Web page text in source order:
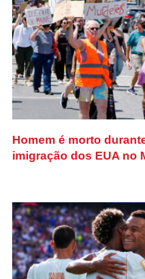
Homem é morto
imigração dos EUA no